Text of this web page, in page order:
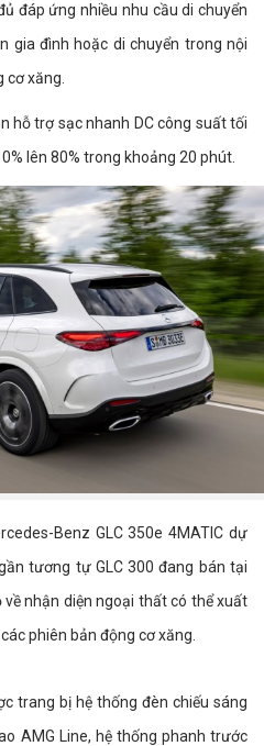
đáp ứng nhiều nhu cầu di chuyển
gia đình hoặc di chuyển trong nội
xăng.
hỗ trợ sạc nhanh DC công suất tối
lên 80% trong khoảng 20 phút.
Benz GLC 350e 4MATIC dự
tương tự GLC 300 đang bán tại
nhận diện ngoại thất có thể xuất
phiên bản động cơ xăng.
trang bị hệ thống đèn chiếu sáng
AMG Line, hệ thống phanh trước